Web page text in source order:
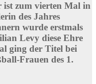
ist zum vierten Mal in
des Jahres
wurde erstmals
Levy diese Ehre
ging der Titel bei
Frauen des 1.